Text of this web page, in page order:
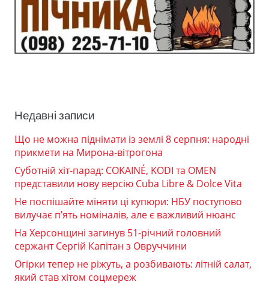
Недавні записи
Що не можна піднімати із землі 8 серпня: народні
прикмети на Мирона-вітрогона
Суботній хіт-парад: COKAINÉ, KODI та OMEN
представили нову версію Cuba Libre & Dolce Vita
Не поспішайте міняти ці купюри: НБУ поступово
вилучає п’ять номіналів, але є важливий нюанс
На Херсонщині загинув 51-річний головний
сержант Сергій Капітан з Овруччини
Огірки тепер не ріжуть, а розбивають: літній салат,
який став хітом соцмереж